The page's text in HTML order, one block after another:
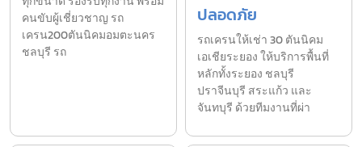
คนขับผู้เชี่ยวชาญ รถ
เครน200ตันนิคมอมตะนคร
ชลบุรี รถ
ปลอดภัย
รถเครนให้เช่า 30 ตันนิคม
เอเชียระยอง ให้บริการพื้นที่
หลักทั้งระยอง ชลบุรี
ปราจีนบุรี สระแก้ว และ
จันทบุรี ด้วยทีมงานที่ผ่า